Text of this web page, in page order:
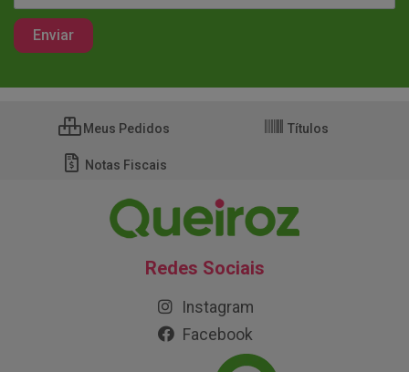
Meus Pedidos Títulos
Notas Fiscais
Redes Sociais
Instagram
Facebook